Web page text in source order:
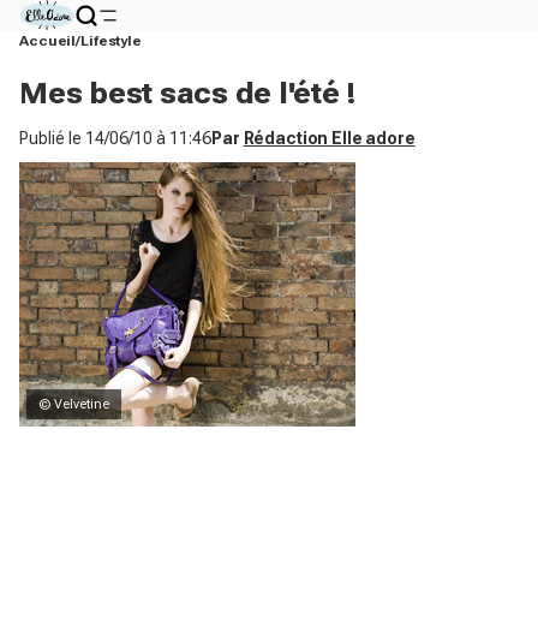
Accueil Lifestyle
Mes best sacs de l'été !
Publié le 14/06/10 à 11:46Par Rédaction Elle adore
© Velvetine